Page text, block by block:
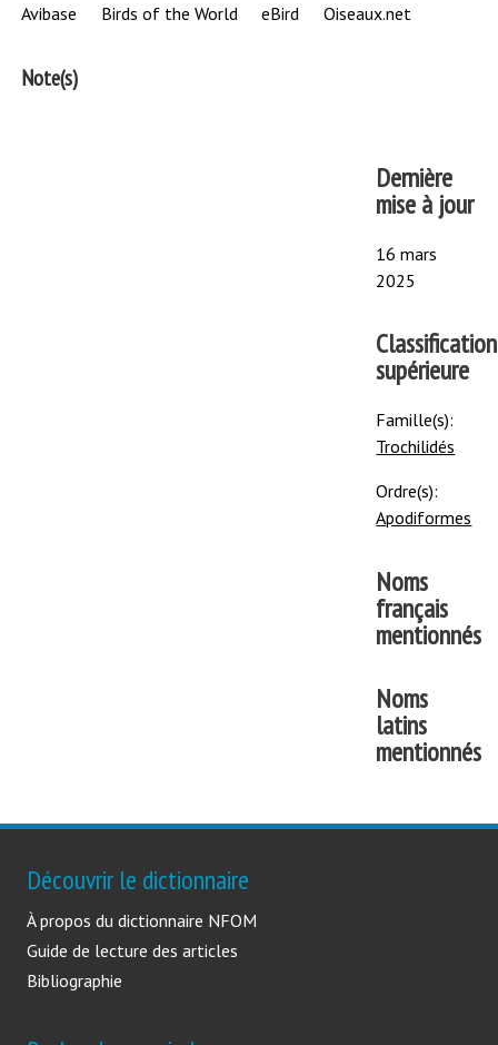
Avibase Birds of the World eBird Oiseaux.net
Note(s)
Dernière
mise à jour
16 mars
2025
Classification
supérieure
Famille(s):
Trochilidés
Ordre(s):
Apodiformes
Noms
français
mentionnés
Noms
latins
mentionnés
Découvrir le dictionnaire
À propos du dictionnaire NFOM
Guide de lecture des articles
Bibliographie